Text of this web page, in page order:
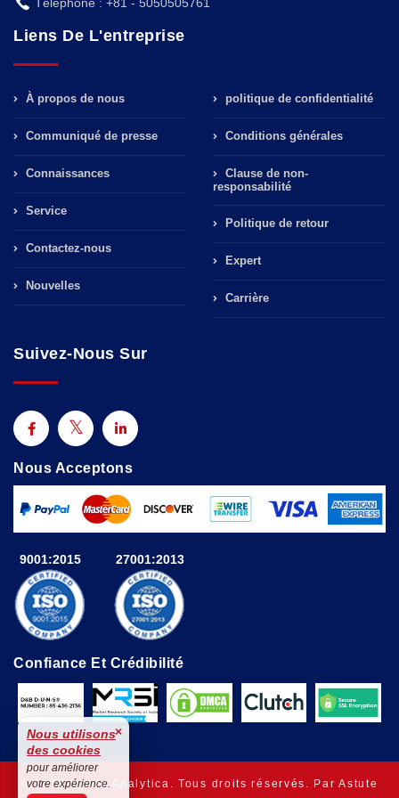
Liens De L'entreprise
À propos de nous
Communiqué de presse
Connaissances
Service
Contactez-nous
Nouvelles
politique de confidentialité
Conditions générales
Clause de non-
responsabilité
Politique de retour
Expert
Carrière
Suivez-Nous Sur
Nous Acceptons
9001:2015 27001:2013
Confiance Et Crédibilité
© 2025 Astute Analytica. Tous droits réservés. Par Astute
Nous utilisons
des cookies
×
pour améliorer
votre expérience.